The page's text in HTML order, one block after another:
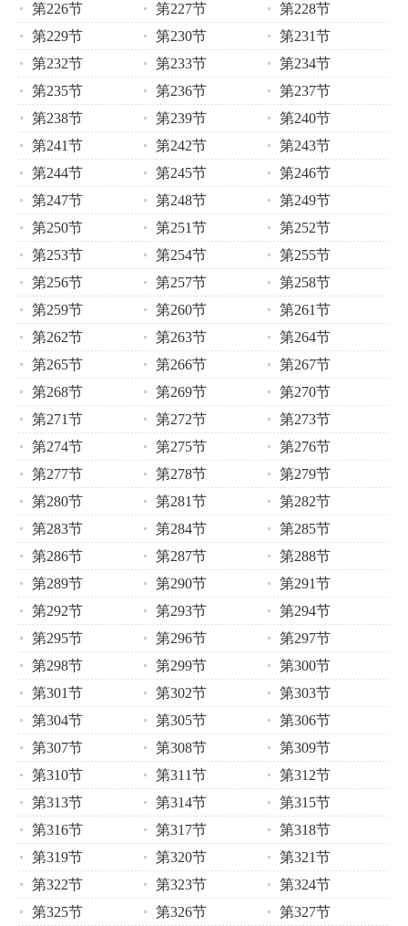
第226节
第227节
第228节
第229节
第230节
第231节
第232节
第233节
第234节
第235节
第236节
第237节
第238节
第239节
第240节
第241节
第242节
第243节
第244节
第245节
第246节
第247节
第248节
第249节
第250节
第251节
第252节
第253节
第254节
第255节
第256节
第257节
第258节
第259节
第260节
第261节
第262节
第263节
第264节
第265节
第266节
第267节
第268节
第269节
第270节
第271节
第272节
第273节
第274节
第275节
第276节
第277节
第278节
第279节
第280节
第281节
第282节
第283节
第284节
第285节
第286节
第287节
第288节
第289节
第290节
第291节
第292节
第293节
第294节
第295节
第296节
第297节
第298节
第299节
第300节
第301节
第302节
第303节
第304节
第305节
第306节
第307节
第308节
第309节
第310节
第311节
第312节
第313节
第314节
第315节
第316节
第317节
第318节
第319节
第320节
第321节
第322节
第323节
第324节
第325节
第326节 第327节